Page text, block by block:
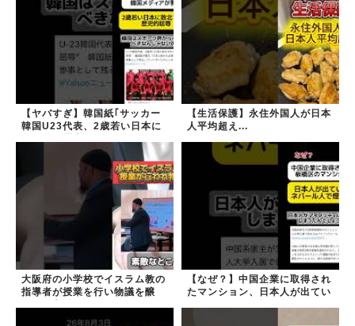
【ヤバすぎ】韓国紙｢サッカー
韓国U23代表、2歳若い日本に
【生活保護】永住外国人が日本
人平均超え...
大阪府の小学校でイスラム教の
指導者が授業を行い物議を醸
【なぜ？】中国企業に取得され
たマンション、日本人が出てい